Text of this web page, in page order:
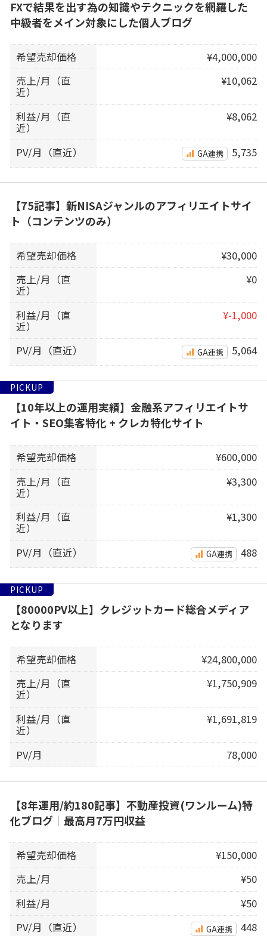
FXで結果を出す為の知識やテクニックを網羅した
中級者をメイン対象にした個人ブログ
希望売却価格
¥4,000,000
売上/月（直
近）
¥10,062
利益/月（直
近）
¥8,062
PV/月（直近） GA連携 5,735
【75記事】新NISAジャンルのアフィリエイトサイ
ト（コンテンツのみ）
希望売却価格
¥30,000
売上/月（直
近）
¥0
利益/月（直
近）
¥-1,000
PV/月（直近） GA連携 5,064
PICKUP
【10年以上の運用実績】金融系アフィリエイトサ
イト・SEO集客特化 + クレカ特化サイト
希望売却価格
¥600,000
売上/月（直
近）
¥3,300
利益/月（直
近）
¥1,300
PV/月（直近） GA連携 488
PICKUP
【80000PV以上】クレジットカード総合メディア
となります
希望売却価格
¥24,800,000
売上/月（直
近）
¥1,750,909
利益/月（直
近）
¥1,691,819
PV/月 78,000
【8年運用/約180記事】不動産投資(ワンルーム)特
化ブログ｜最高月7万円収益
希望売却価格
¥150,000
売上/月
¥50
利益/月
¥50
PV/月（直近）
GA連携 448